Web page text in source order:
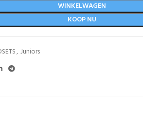
WINKELWAGEN
KOOP NU
, Juniors